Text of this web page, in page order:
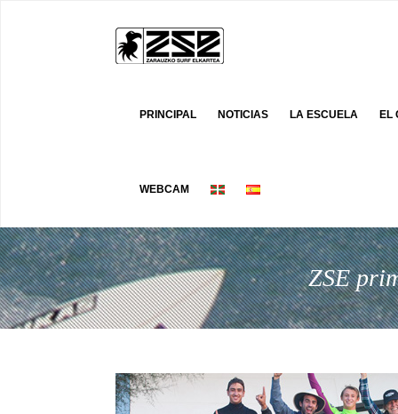
PRINCIPAL NOTICIAS LA ESCUELA EL
WEBCAM
ZSE